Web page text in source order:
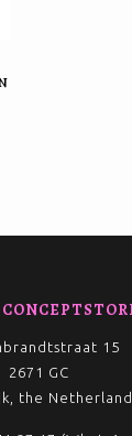
15
2671 GC
the